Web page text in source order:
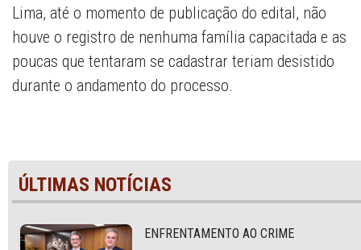
Lima, até o momento de publicação do edital, não
houve o registro de nenhuma família capacitada e as
poucas que tentaram se cadastrar teriam desistido
durante o andamento do processo.
ÚLTIMAS NOTÍCIAS
ENFRENTAMENTO AO CRIME